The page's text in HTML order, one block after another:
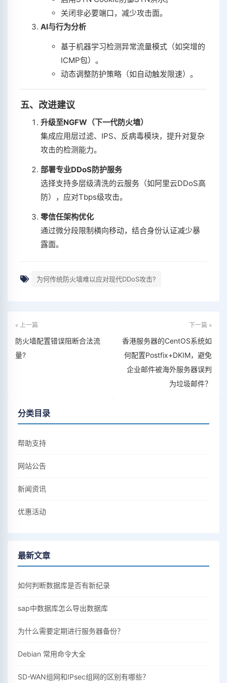
关闭非必要端口，减少攻击面。
AI与行为分析
基于机器学习检测异常流量模式（如突增的
ICMP包）。
动态调整防护策略（如自动触发限速）。
五、改进建议
升级至NGFW（下一代防火墙）
集成应用层过滤、IPS、反病毒模块，提升对复杂
攻击的检测能力。
部署专业DDoS防护服务
选择支持多层级清洗的云服务（如阿里云DDoS高
防），应对Tbps级攻击。
零信任架构优化
通过微分段限制横向移动，结合身份认证减少暴
露面。
为何传统防火墙难以应对现代DDoS攻击?
« 上一篇
防火墙配置错误阻断合法流
量?
下一篇 »
香港服务器的CentOS系统如
何配置Postfix+DKIM，避免
企业邮件被海外服务器误判
为垃圾邮件？
分类目录
帮助支持
网站公告
新闻资讯
优惠活动
最新文章
如何判断数据库是否有新纪录
sap中数据库怎么导出数据库
为什么需要定期进行服务器备份？
Debian 常用命令大全
SD-WAN组网和IPsec组网的区别有哪些？